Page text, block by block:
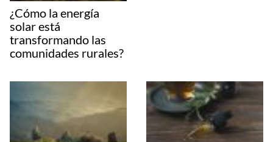
¿Cómo la energía
solar está
transformando las
comunidades rurales?